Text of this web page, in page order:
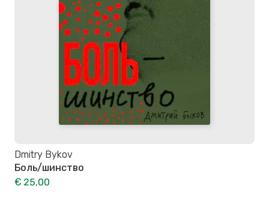
Dmitry Bykov
Боль/шинство
€ 25,00